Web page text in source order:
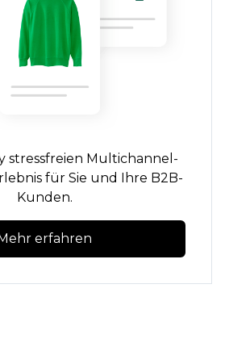
stressfreien Multichannel-
für Sie und Ihre B2B-
Kunden.
Mehr erfahren